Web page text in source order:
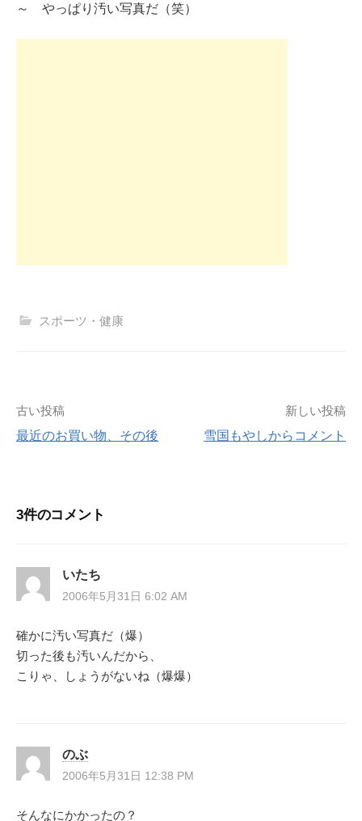
～ やっぱり汚い写真だ（笑）
スポーツ・健康
投
ビ
ゲ
ー
シ
ョ
古い投稿
最近のお買い物、その後
新しい投稿
雪国もやしからコメント
3件のコメント
いたち
2006年5月31日 6:02 AM
確かに汚い写真だ（爆）
切った後も汚いんだから、
こりゃ、しょうがないね（爆爆）
のぶ
2006年5月31日 12:38 PM
そんなにかかったの？